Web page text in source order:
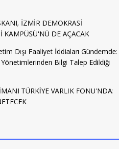
İZMİR DEMOKRASİ
KAMPÜSÜ'NÜ DE AÇACAK
Dışı Faaliyet İddiaları Gündemde:
Bilgi Talep Edildiği
TÜRKİYE VARLIK FONU'NDA: